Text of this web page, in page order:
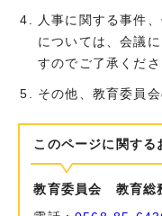
人事に関する事件
については、会議
すのでご了承くださ
その他、教育委員
このページに関する
教育委員会 教育総